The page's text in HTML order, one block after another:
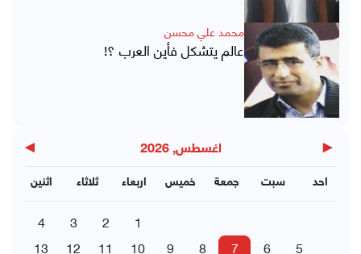
محمد علي محسن
عالم يتشكل فأين العرب ؟!
◀ اغسطس, 2026 ▶
اثنين ثلاثاء اربعاء خميس جمعة سبت احد
1
2
3
4
5
6
7
8
9
10
11
12
13